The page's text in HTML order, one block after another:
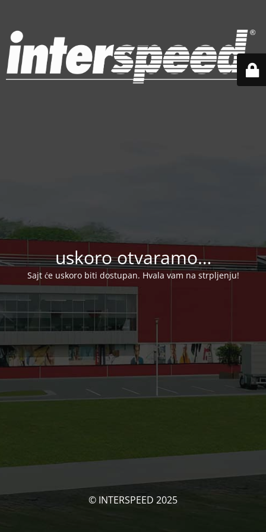
uskoro otvaramo…
Sajt će uskoro biti dostupan. Hvala vam na strpljenju!
© INTERSPEED 2025